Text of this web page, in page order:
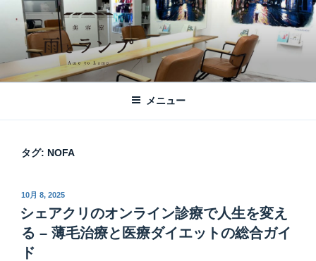
ツ
美容室 雨とランプ – AME TO LAMP -
｜札幌琴似の美容室
札幌市西区琴似の【美容室 雨とランプ】のHPです。「本」と「髪質改
メニュー
タグ: NOFA
投
稿
日:
10月 8, 2025
シェアクリのオンライン診療で人生を変え
る – 薄毛治療と医療ダイエットの総合ガイ
ド